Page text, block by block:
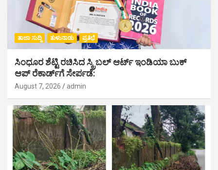
ತಾಜಾ ಸುದ್ದಿ ತುಳುನಾಡು ಪ್ರತಿಭೆ
ಸಿಂಧೂರ ಶೆಟ್ಟಿ ರಚಿಸಿದ ಸ್ಕ್ರಿಬಲ್ ಆರ್ಟ್ ಇಂಡಿಯಾ ಬುಕ್
ಆಪ್ ರೆಕಾರ್ಡ್‌ಗೆ ಸೇರ್ಪಡೆ:
August 7, 2026 admin